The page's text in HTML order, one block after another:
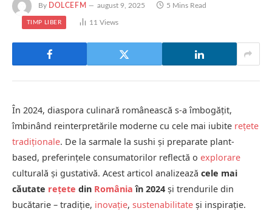
By DOLCEFM august 9, 2025 5 Mins Read
TIMP LIBER 11 Views
În 2024, diaspora culinară românească s-a îmbogățit,
îmbinând reinterpretările moderne cu cele mai iubite rețete
tradiționale. De la sarmale la sushi și preparate plant-
based, preferințele consumatorilor reflectă o explorare
culturală și gustativă. Acest articol analizează cele mai
căutate rețete din România în 2024 și trendurile din
bucătarie – tradiție, inovație, sustenabilitate și inspirație.